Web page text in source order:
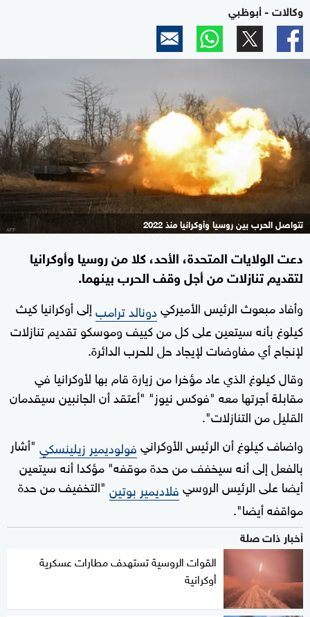
وكالات - أبوظبي
تتواصل الحرب بين روسيا وأوكرانيا منذ 2022
دعت الولايات المتحدة، الأحد، كلا من روسيا وأوكرانيا
لتقديم تنازلات من أجل وقف الحرب بينهما.
وأفاد مبعوث الرئيس الأميركيدونالد ترامبإلى أوكرانيا كيث
كيلوغ بأنه سيتعين على كل من كييف وموسكو تقديم تنازلات
لإنجاح أي مفاوضات لإيجاد حل للحرب الدائرة.
وقال كيلوغ الذي عاد مؤخرا من زيارة قام بها لأوكرانيا في
مقابلة أجرتها معه "فوكس نيوز" "أعتقد أن الجانبين سيقدمان
القليل من التنازلات".
واضاف كيلوغ أن الرئيس الأوكرانيفولوديمير زيلينسكي "أشار
بالفعل إلى أنه سيخفف من حدة موقفه" مؤكدا أنه سيتعين
أيضا على الرئيس الروسيفلاديمير بوتين "التخفيف من حدة
مواقفه أيضا".
أخبار ذات صلة
القوات الروسية تستهدف مطارات عسكرية
أوكرانية